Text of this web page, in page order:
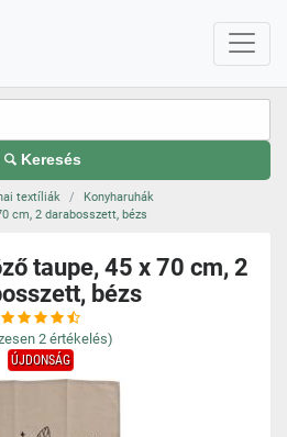
Keresés
textíliák
Konyharuhák
cm, 2 darabosszett, bézs
taupe, 45 x 70 cm, 2
bézs
2 értékelés)
ÚJDONSÁG